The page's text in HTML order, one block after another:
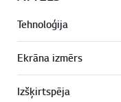
Tehnoloģija
Ekrāna izmērs
Izšķirtspēja